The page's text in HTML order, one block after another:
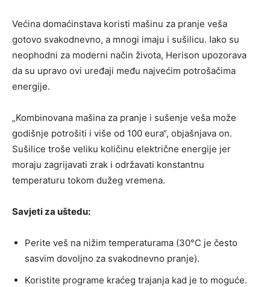
Većina domaćinstava koristi mašinu za pranje veša
gotovo svakodnevno, a mnogi imaju i sušilicu. Iako su
neophodni za moderni način života, Herison upozorava
da su upravo ovi uređaji među najvećim potrošačima
energije.
„Kombinovana mašina za pranje i sušenje veša može
godišnje potrošiti i više od 100 eura“, objašnjava on.
Sušilice troše veliku količinu električne energije jer
moraju zagrijavati zrak i održavati konstantnu
temperaturu tokom dužeg vremena.
Savjeti za uštedu:
Perite veš na nižim temperaturama (30°C je često
sasvim dovoljno za svakodnevno pranje).
Koristite programe kraćeg trajanja kad je to moguće.